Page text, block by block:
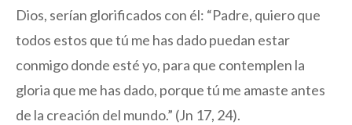
Dios, serían glorificados con él: “Padre, quiero que
todos estos que tú me has dado puedan estar
conmigo donde esté yo, para que contemplen la
gloria que me has dado, porque tú me amaste antes
de la creación del mundo.” (Jn 17, 24).